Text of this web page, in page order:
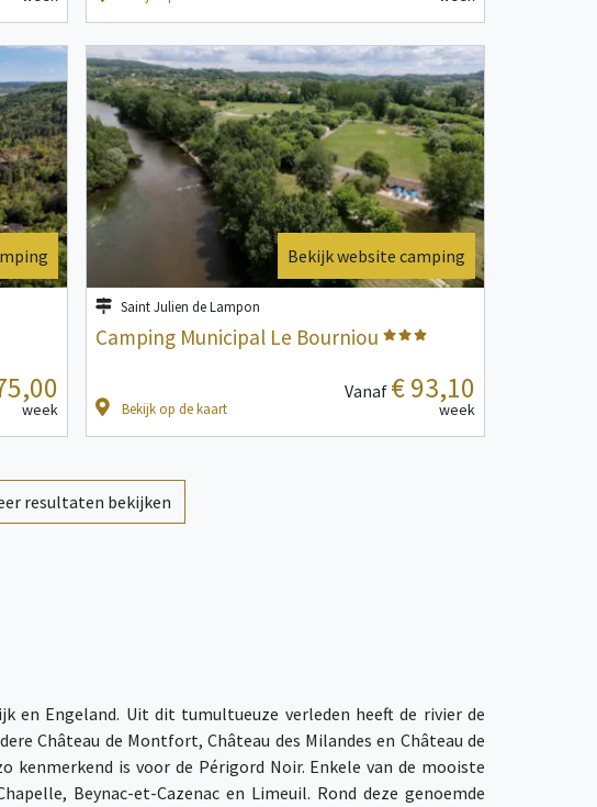
week
Bekijk website camping
Saint Julien de Lampon
Camping Municipal Le Bourniou
Bekijk op de kaart
Vanaf € 93,10
week
resultaten bekijken
en Engeland. Uit dit tumultueuze verleden heeft de rivier de
Château de Montfort, Château des Milandes en Château de
kenmerkend is voor de Périgord Noir. Enkele van de mooiste
Beynac-et-Cazenac en Limeuil. Rond deze genoemde